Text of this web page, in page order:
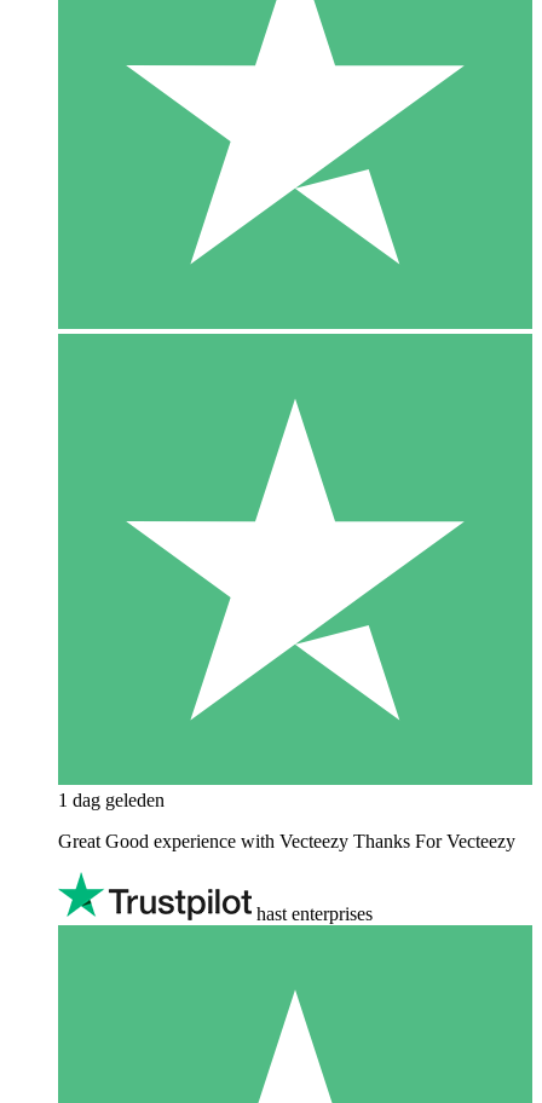
1 dag geleden
Great Good experience with Vecteezy Thanks For Vecteezy
hast enterprises